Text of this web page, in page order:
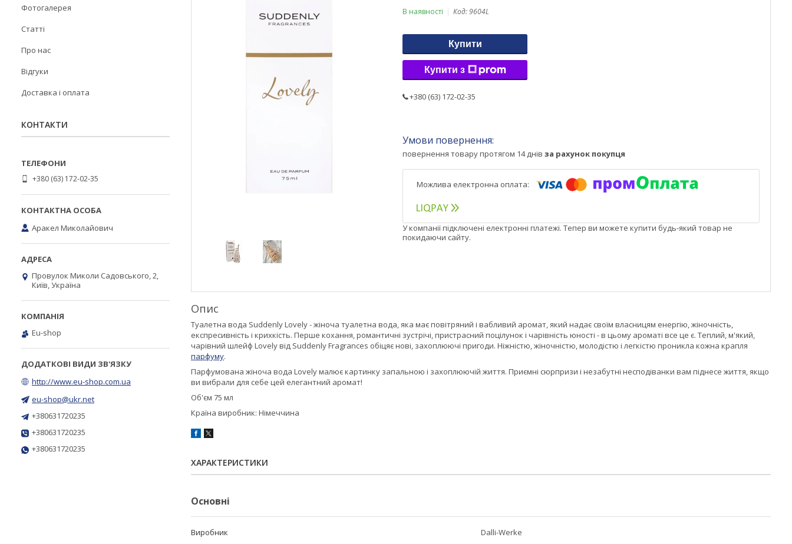
В наявності Код:9604L
Купити
Купити з
+380 (63) 172-02-35
повернення товару протягом 14 днів за рахунок покупця
У компанії підключені електронні платежі. Тепер ви можете купити будь-який товар не
покидаючи сайту.
Опис
Туалетна вода Suddenly Lovely - жіноча туалетна вода, яка має повітряний і вабливий аромат, який надає своїм власницям енергію, жіночність,
експресивність і крихкість. Перше кохання, романтичні зустрічі, пристрасний поцілунок і чарівність юності - в цьому ароматі все це є. Теплий, м'який,
чарівний шлейф Lovely від Suddenly Fragrances обіцяє нові, захоплюючі пригоди. Ніжністю, жіночністю, молодістю і легкістю проникла кожна крапля
парфуму.
Парфумована жіноча вода Lovely малює картинку запальною і захоплюючій життя. Приємні сюрпризи і незабутні несподіванки вам піднесе життя, якщо
ви вибрали для себе цей елегантний аромат!
Об'єм 75 мл
Країна виробник: Німеччина
ХАРАКТЕРИСТИКИ
Основні
Виробник Dalli-Werke
Фотогалерея
Статті
Про нас
Відгуки
Доставка і оплата
КОНТАКТИ
+380 (63) 172-02-35
Аракел Миколайович
Провулок Миколи Садовського, 2,
Київ, Україна
Eu-shop
http://www.eu-shop.com.ua
eu-shop@ukr.net
+380631720235
+380631720235
+380631720235